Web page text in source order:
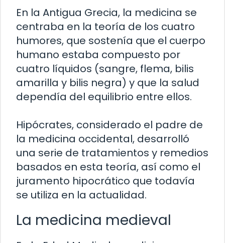
En la Antigua Grecia, la medicina se
centraba en la teoría de los cuatro
humores, que sostenía que el cuerpo
humano estaba compuesto por
cuatro líquidos (sangre, flema, bilis
amarilla y bilis negra) y que la salud
dependía del equilibrio entre ellos.
Hipócrates, considerado el padre de
la medicina occidental, desarrolló
una serie de tratamientos y remedios
basados en esta teoría, así como el
juramento hipocrático que todavía
se utiliza en la actualidad.
La medicina medieval